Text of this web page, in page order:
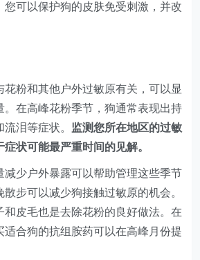
您可以保护狗的皮肤免受刺激，并改
花粉和其他户外过敏原有关，可以显
。在高峰花粉季节，狗通常表现出持
泪等症状。 监测您所在地区的过敏
状可能最严重时间的见解。
减少户外暴露可以帮助管理这些季节
步可以减少狗接触过敏原的机会。
和皮毛也是去除花粉的良好做法。在
适合狗的抗组胺药可以在高峰月份提